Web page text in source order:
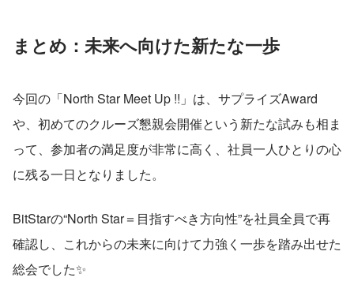
まとめ：未来へ向けた新たな一歩
今回の「North Star Meet Up !!」は、サプライズAward
や、初めてのクルーズ懇親会開催という新たな試みも相ま
って、参加者の満足度が非常に高く、社員一人ひとりの心
に残る一日となりました。
BitStarの“North Star＝目指すべき方向性”を社員全員で再
確認し、これからの未来に向けて力強く一歩を踏み出せた
総会でした✨